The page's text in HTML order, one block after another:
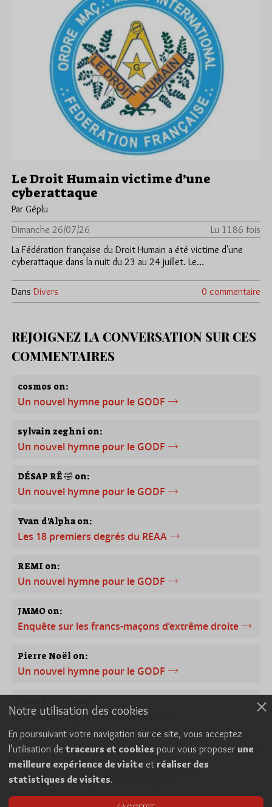
Le Droit Humain victime d’une
cyberattaque
Par Géplu
Dimanche 26/07/26
Lu 1186 fois
La Fédération française du Droit Humain a été victime d'une
cyberattaque dans la nuit du 23 au 24 juillet. Le…
Dans Divers 0 commentaire
REJOIGNEZ LA CONVERSATION SUR CES
COMMENTAIRES
cosmos on:
Un nouvel hymne pour le GODF
sylvain zeghni on:
Un nouvel hymne pour le GODF
DÉSAP RÊ 🤣 on:
Un nouvel hymne pour le GODF
Yvan d'Alpha on:
Les 18 premiers degrés du REAA
REMI on:
Un nouvel hymne pour le GODF
JMMO on:
Enquête sur les francs-maçons d’extrême droite
Pierre Noël on:
Un nouvel hymne pour le GODF
Un nouvel hymne pour le GODF
Cookies
Politique de confidentialité
Consentement explicite
Conditions générales d’utilisation
Notre utilisation des cookies
En poursuivant votre navigation sur ce site, vous acceptez
l’utilisation de traceurs et cookies pour vous proposer une
meilleure expérience de visite et réaliser des
statistiques de visites.